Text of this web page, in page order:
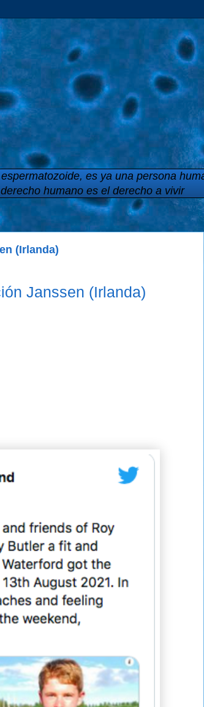
es ya una persona
humano es el derecho a vivir
(Irlanda)
Janssen (Irlanda)